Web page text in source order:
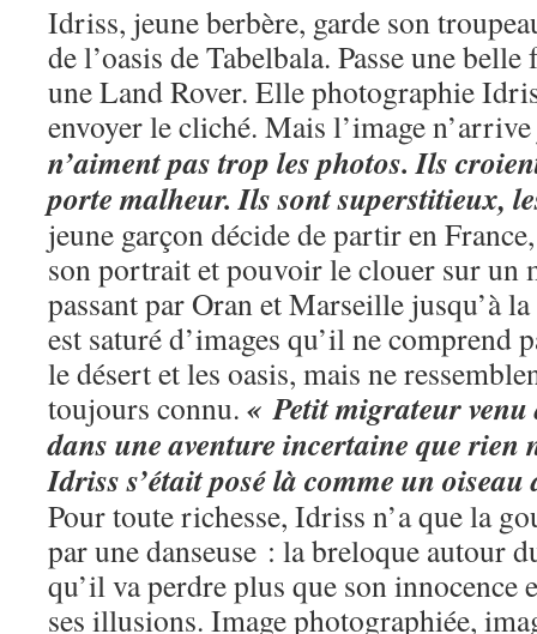
Idriss, jeune berbère, garde son
de l’oasis de Tabelbala. Passe une
une Land Rover. Elle photographie
envoyer le cliché. Mais l’image
n’aiment pas trop les photos. Ils
porte malheur. Ils sont superstitieux,
jeune garçon décide de partir en
son portrait et pouvoir le clouer sur un
passant par Oran et Marseille jusqu’à
est saturé d’images qu’il ne comprend
le désert et les oasis, mais ne
toujours connu. « Petit migrateur venu
dans une aventure incertaine que rien
Idriss s’était posé là comme un oiseau
Pour toute richesse, Idriss n’a que la
par une danseuse : la breloque autour
qu’il va perdre plus que son innocence
ses illusions. Image photographiée,